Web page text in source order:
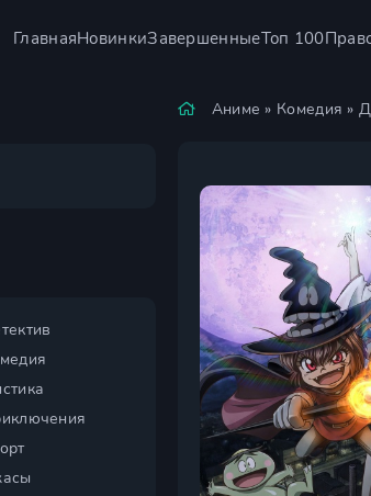
ГлавнаяНовинкиЗавершенныеТоп 100
Аниме » Комедия »